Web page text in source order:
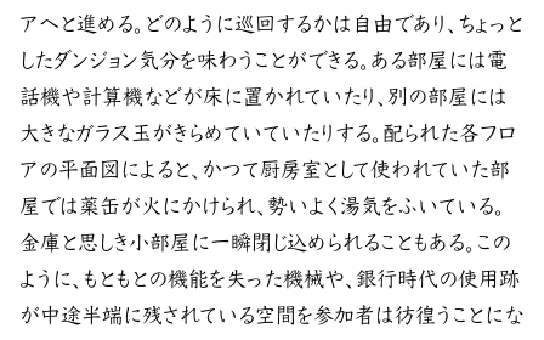
アへと進める。どのように巡回するかは自由であり、ちょっと
したダンジョン気分を味わうことができる。ある部屋には電
話機や計算機などが床に置かれていたり、別の部屋には
大きなガラス玉がきらめていていたりする。配られた各フロ
アの平面図によると、かつて厨房室として使われていた部
屋では薬缶が火にかけられ、勢いよく湯気をふいている。
金庫と思しき小部屋に一瞬閉じ込められることもある。この
ように、もともとの機能を失った機械や、銀行時代の使用跡
が中途半端に残されている空間を参加者は彷徨うことにな